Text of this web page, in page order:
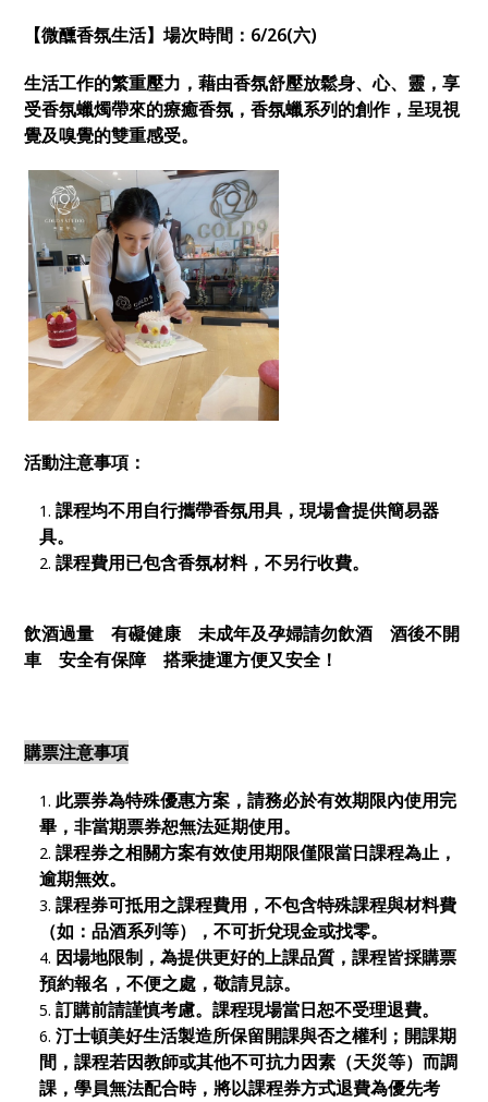
【微醺香氛生活】場次時間：6/26(六)
生活工作的繁重壓力，藉由香氛舒壓放鬆身、心、靈，享
受香氛蠟燭帶來的療癒香氛，香氛蠟系列的創作，呈現視
覺及嗅覺的雙重感受。
活動注意事項：
課程均不用自行攜帶香氛用具，現場會提供簡易器
具。
課程費用已包含香氛材料，不另行收費。
飲酒過量 有礙健康 未成年及孕婦請勿飲酒 酒後不開
車 安全有保障 搭乘捷運方便又安全！
購票注意事項
此票券為特殊優惠方案，請務必於有效期限內使用完
畢，非當期票券恕無法延期使用。
課程券之相關方案有效使用期限僅限當日課程為止，
逾期無效。
課程券可抵用之課程費用，不包含特殊課程與材料費
（如：品酒系列等），不可折兌現金或找零。
因場地限制，為提供更好的上課品質，課程皆採購票
預約報名，不便之處，敬請見諒。
訂購前請謹慎考慮。課程現場當日恕不受理退費。
汀士頓美好生活製造所保留開課與否之權利；開課期
間，課程若因教師或其他不可抗力因素（天災等）而調
課，學員無法配合時，將以課程券方式退費為優先考